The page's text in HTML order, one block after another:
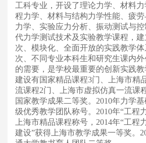
工科专业， 开设了理论力学、材料
程力学、材料与结构力学性能、疲
力学、实验应力分析、振动测试与
代力学测试技术及实验教学课程，
次、模块化、全面开放的实践教学
次、不同专业本科生和研究生课内
的需要，是学校最重要的创新实践
建设有国家精品课程3门、上海市精
流课程2门、上海市虚拟仿真一流课
国家教学成果二等奖。2010年力学
级优秀教学团队称号。2010年“工程
上海市精品课程称号，2014年“工程
建设”获得上海市教学成果一等奖。